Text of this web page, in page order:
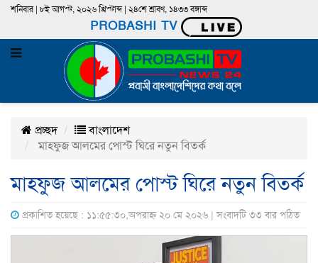
শনিবার | ৮ই আগস্ট, ২০২৬ খ্রিস্টাব্দ | ২৪শে শ্রাবণ, ১৪৩৩ বঙ্গাব্দ
PROBASHI TV
প্রচ্ছদ
বাংলাদেশ
মাহফুজ আলমের পোস্ট ঘিরে নতুন বিতর্ক
মাহফুজ আলমের পোস্ট ঘিরে নতুন বিতর্ক
প্রকাশিত হয়েছে : ১১:৫৫:৩০,অপরাহ্ন ২০ মে ২০২৬ | সংবাদটি ৩৩ বার পঠিত